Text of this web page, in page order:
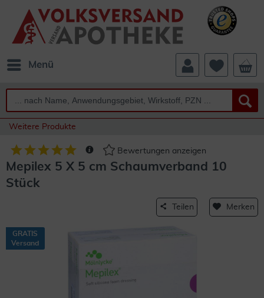
Menü
Weitere Produkte
Bewertungen anzeigen
Mepilex 5 X 5 cm Schaumverband 10
Stück
Teilen Merken
GRATIS
Versand